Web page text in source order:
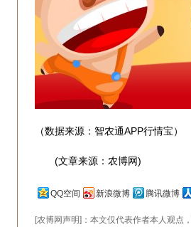
（数据来源：智农通APP行情宝）
(文章来源：农博网)
QQ空间 新浪微博 腾讯微博
[农博网声明]：本文仅代表作者本人观点